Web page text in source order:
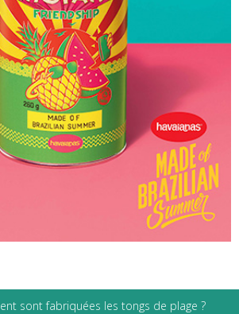
sont fabriquées les tongs de plage ?